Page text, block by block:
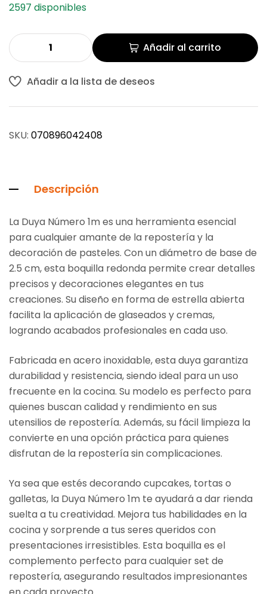
2597 disponibles
Añadir al carrito
Añadir a la lista de deseos
SKU: 070896042408
Descripción
La Duya Número 1m es una herramienta esencial
para cualquier amante de la repostería y la
decoración de pasteles. Con un diámetro de base de
2.5 cm, esta boquilla redonda permite crear detalles
precisos y decoraciones elegantes en tus
creaciones. Su diseño en forma de estrella abierta
facilita la aplicación de glaseados y cremas,
logrando acabados profesionales en cada uso.
Fabricada en acero inoxidable, esta duya garantiza
durabilidad y resistencia, siendo ideal para un uso
frecuente en la cocina. Su modelo es perfecto para
quienes buscan calidad y rendimiento en sus
utensilios de repostería. Además, su fácil limpieza la
convierte en una opción práctica para quienes
disfrutan de la repostería sin complicaciones.
Ya sea que estés decorando cupcakes, tortas o
galletas, la Duya Número 1m te ayudará a dar rienda
suelta a tu creatividad. Mejora tus habilidades en la
cocina y sorprende a tus seres queridos con
presentaciones irresistibles. Esta boquilla es el
complemento perfecto para cualquier set de
repostería, asegurando resultados impresionantes